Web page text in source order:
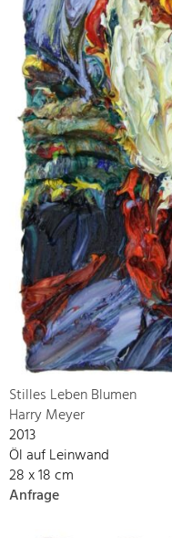
Stilles Leben Blumen
Harry Meyer
2013
Öl auf Leinwand
28 x 18 cm
Anfrage